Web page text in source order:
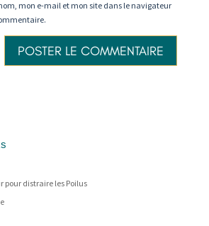
mon e-mail et mon site dans le navigateur
pour distraire les Poilus